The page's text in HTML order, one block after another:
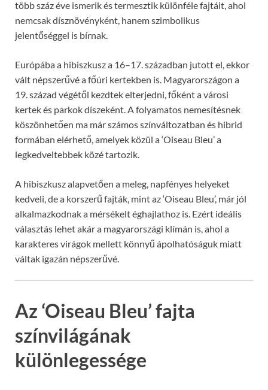
több száz éve ismerik és termesztik különféle fajtáit, ahol
nemcsak dísznövényként, hanem szimbolikus
jelentőséggel is bírnak.
Európába a hibiszkusz a 16–17. században jutott el, ekkor
vált népszerűvé a főúri kertekben is. Magyarországon a
19. század végétől kezdtek elterjedni, főként a városi
kertek és parkok díszeként. A folyamatos nemesítésnek
köszönhetően ma már számos színváltozatban és hibrid
formában elérhető, amelyek közül a ‘Oiseau Bleu’ a
legkedveltebbek közé tartozik.
A hibiszkusz alapvetően a meleg, napfényes helyeket
kedveli, de a korszerű fajták, mint az ‘Oiseau Bleu’, már jól
alkalmazkodnak a mérsékelt éghajlathoz is. Ezért ideális
választás lehet akár a magyarországi klímán is, ahol a
karakteres virágok mellett könnyű ápolhatóságuk miatt
váltak igazán népszerűvé.
Az ‘Oiseau Bleu’ fajta
színvilágának
különlegessége